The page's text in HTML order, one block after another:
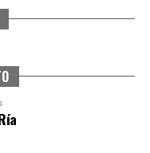
COLOMBINAS